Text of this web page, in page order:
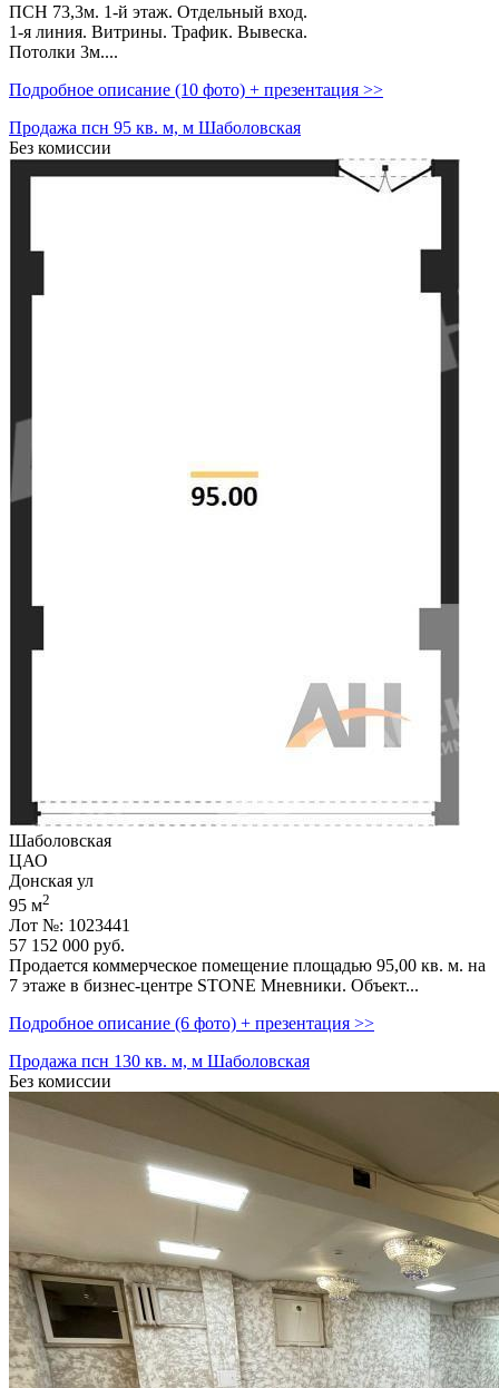
ПСН 73,­3м. 1-й этaж. Отдельный вход.
1-я линия. Витрины. Трафик. Вывеска.
Потoлки 3м....
Подробное описание (10 фото) + презентация >>
Продажа псн 95 кв. м, м Шаболовская
Без комиссии
Шаболовская
ЦАО
Донская ул
95 м2
Лот №: 1023441
57 152 000 руб.
Продается коммерческое помещение площадью 95,­00 кв. м. на
7 этаже в бизнес-центре STONE Мневники. Объект...
Подробное описание (6 фото) + презентация >>
Продажа псн 130 кв. м, м Шаболовская
Без комиссии